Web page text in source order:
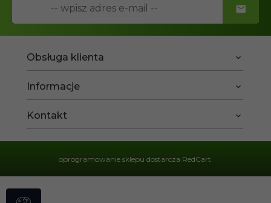
Obsługa klienta
Informacje
Kontakt
oprogramowanie sklepu dostarcza RedCart